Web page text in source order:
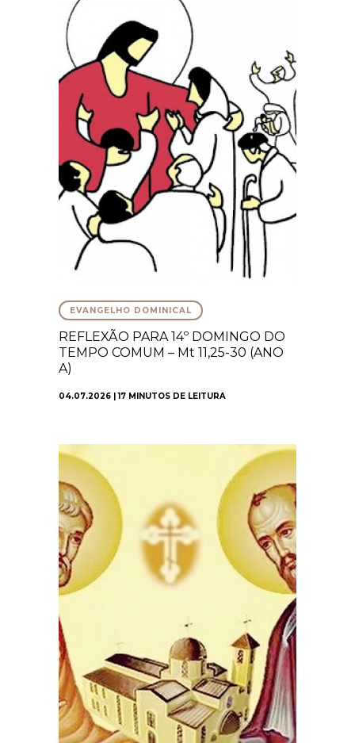
EVANGELHO DOMINICAL
REFLEXÃO PARA 14º DOMINGO DO
TEMPO COMUM – Mt 11,25-30 (ANO
A)
04.07.2026 | 17 MINUTOS DE LEITURA